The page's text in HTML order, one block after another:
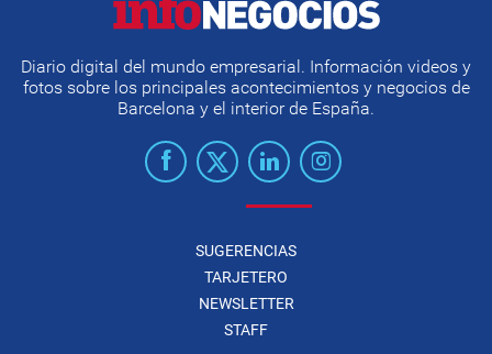
Diario digital del mundo empresarial. Información videos y
fotos sobre los principales acontecimientos y negocios de
Barcelona y el interior de España.
SUGERENCIAS
TARJETERO
NEWSLETTER
STAFF